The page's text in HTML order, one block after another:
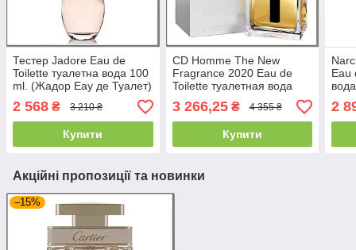
Тестер Jadore Eau de
Toilette туалетна вода 100
ml. (Жадор Еау де Туалет)
2 568 ₴ 3 210 ₴
Купити
CD Homme The New
Fragrance 2020 Eau de
Toilette туалетная вода
100 ml. (Музькі Хом 2020
Еау де Туалет)
3 266,25₴ 4 355 ₴
Купити
Eau
2
Акційні пропозиції та новинки
–15%